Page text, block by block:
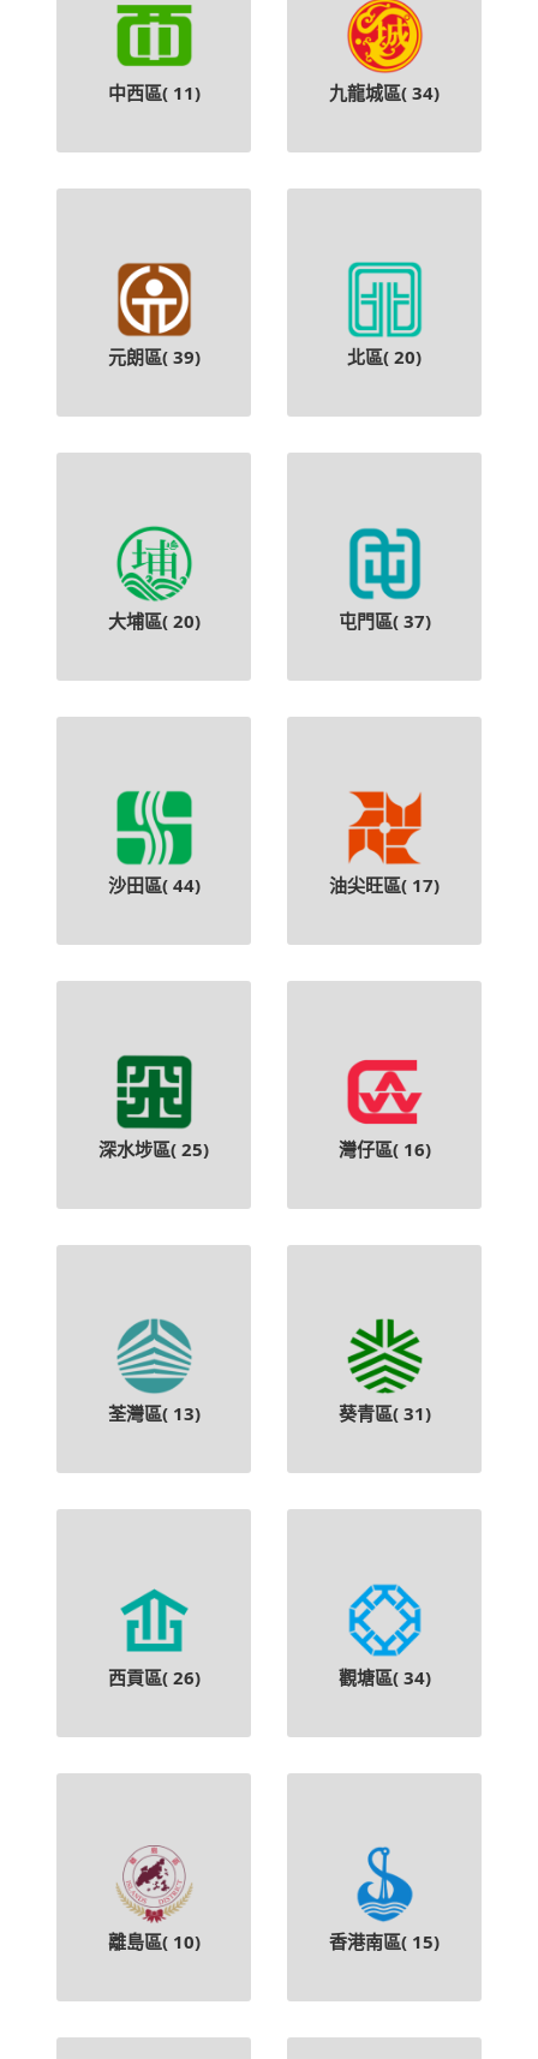
中西區( 11) 九龍城區( 34)
元朗區( 39) 北區( 20)
大埔區( 20) 屯門區( 37)
沙田區( 44) 油尖旺區( 17)
深水埗區( 25) 灣仔區( 16)
荃灣區( 13) 葵青區( 31)
西貢區( 26) 觀塘區( 34)
離島區( 10) 香港南區( 15)